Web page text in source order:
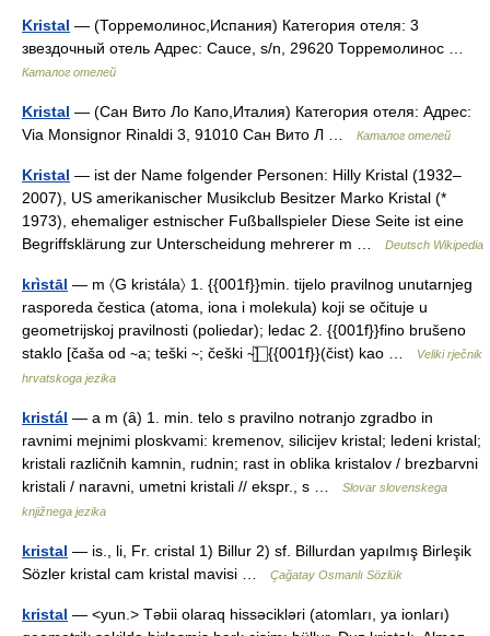
Kristal — (Торремолинос,Испания) Категория отеля: 3
звездочный отель Адрес: Cauce, s/n, 29620 Торремолинос …
Каталог отелей
Kristal — (Сан Вито Ло Капо,Италия) Категория отеля: Адрес:
Via Monsignor Rinaldi 3, 91010 Сан Вито Л …
Каталог отелей
Kristal — ist der Name folgender Personen: Hilly Kristal (1932–
2007), US amerikanischer Musikclub Besitzer Marko Kristal (*
1973), ehemaliger estnischer Fußballspieler Diese Seite ist eine
Begriffsklärung zur Unterscheidung mehrerer m …
Deutsch Wikipedia
krìstāl — m 〈G kristála〉 1. {{001f}}min. tijelo pravilnog unutarnjeg
rasporeda čestica (atoma, iona i molekula) koji se očituje u
geometrijskoj pravilnosti (poliedar); ledac 2. {{001f}}fino brušeno
staklo [čaša od ∼a; teški ∼; češki ∼] ⃞ {{001f}}(čist) kao …
Veliki rječnik
hrvatskoga jezika
kristál — a m (ȃ) 1. min. telo s pravilno notranjo zgradbo in
ravnimi mejnimi ploskvami: kremenov, silicijev kristal; ledeni kristal;
kristali različnih kamnin, rudnin; rast in oblika kristalov / brezbarvni
kristali / naravni, umetni kristali // ekspr., s …
Slovar slovenskega
knjižnega jezika
kristal — is., li, Fr. cristal 1) Billur 2) sf. Billurdan yapılmış Birleşik
Sözler kristal cam kristal mavisi …
Çağatay Osmanlı Sözlük
kristal — <yun.> Təbii olaraq hissəcikləri (atomları, ya ionları)